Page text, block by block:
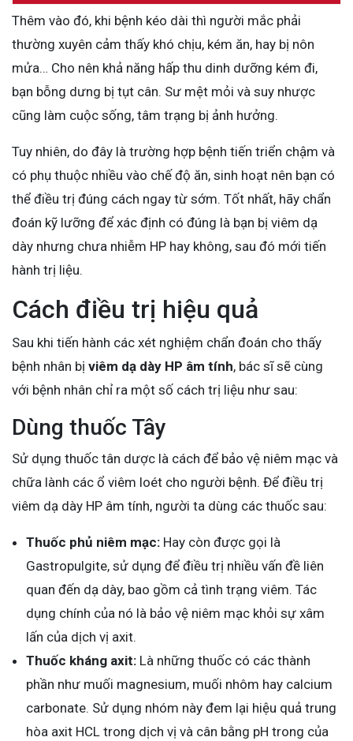
Thêm vào đó, khi bệnh kéo dài thì người mắc phải
thường xuyên cảm thấy khó chịu, kém ăn, hay bị nôn
mửa… Cho nên khả năng hấp thu dinh dưỡng kém đi,
bạn bỗng dưng bị tụt cân. Sư mệt mỏi và suy nhược
cũng làm cuộc sống, tâm trạng bị ảnh hưởng.
Tuy nhiên, do đây là trường hợp bệnh tiến triển chậm và
có phụ thuộc nhiều vào chế độ ăn, sinh hoạt nên bạn có
thể điều trị đúng cách ngay từ sớm. Tốt nhất, hãy chẩn
đoán kỹ lưỡng để xác định có đúng là bạn bị viêm dạ
dày nhưng chưa nhiễm HP hay không, sau đó mới tiến
hành trị liệu.
Cách điều trị hiệu quả
Sau khi tiến hành các xét nghiệm chẩn đoán cho thấy
bệnh nhân bị viêm dạ dày HP âm tính, bác sĩ sẽ cùng
với bệnh nhân chỉ ra một số cách trị liệu như sau:
Dùng thuốc Tây
Sử dụng thuốc tân dược là cách để bảo vệ niêm mạc và
chữa lành các ổ viêm loét cho người bệnh. Để điều trị
viêm dạ dày HP âm tính, người ta dùng các thuốc sau:
Thuốc phủ niêm mạc: Hay còn được gọi là
Gastropulgite, sử dụng để điều trị nhiều vấn đề liên
quan đến dạ dày, bao gồm cả tình trạng viêm. Tác
dụng chính của nó là bảo vệ niêm mạc khỏi sự xâm
lấn của dịch vị axit.
Thuốc kháng axit: Là những thuốc có các thành
phần như muối magnesium, muối nhôm hay calcium
carbonate. Sử dụng nhóm này đem lại hiệu quả trung
hòa axit HCL trong dịch vị và cân bằng pH trong của